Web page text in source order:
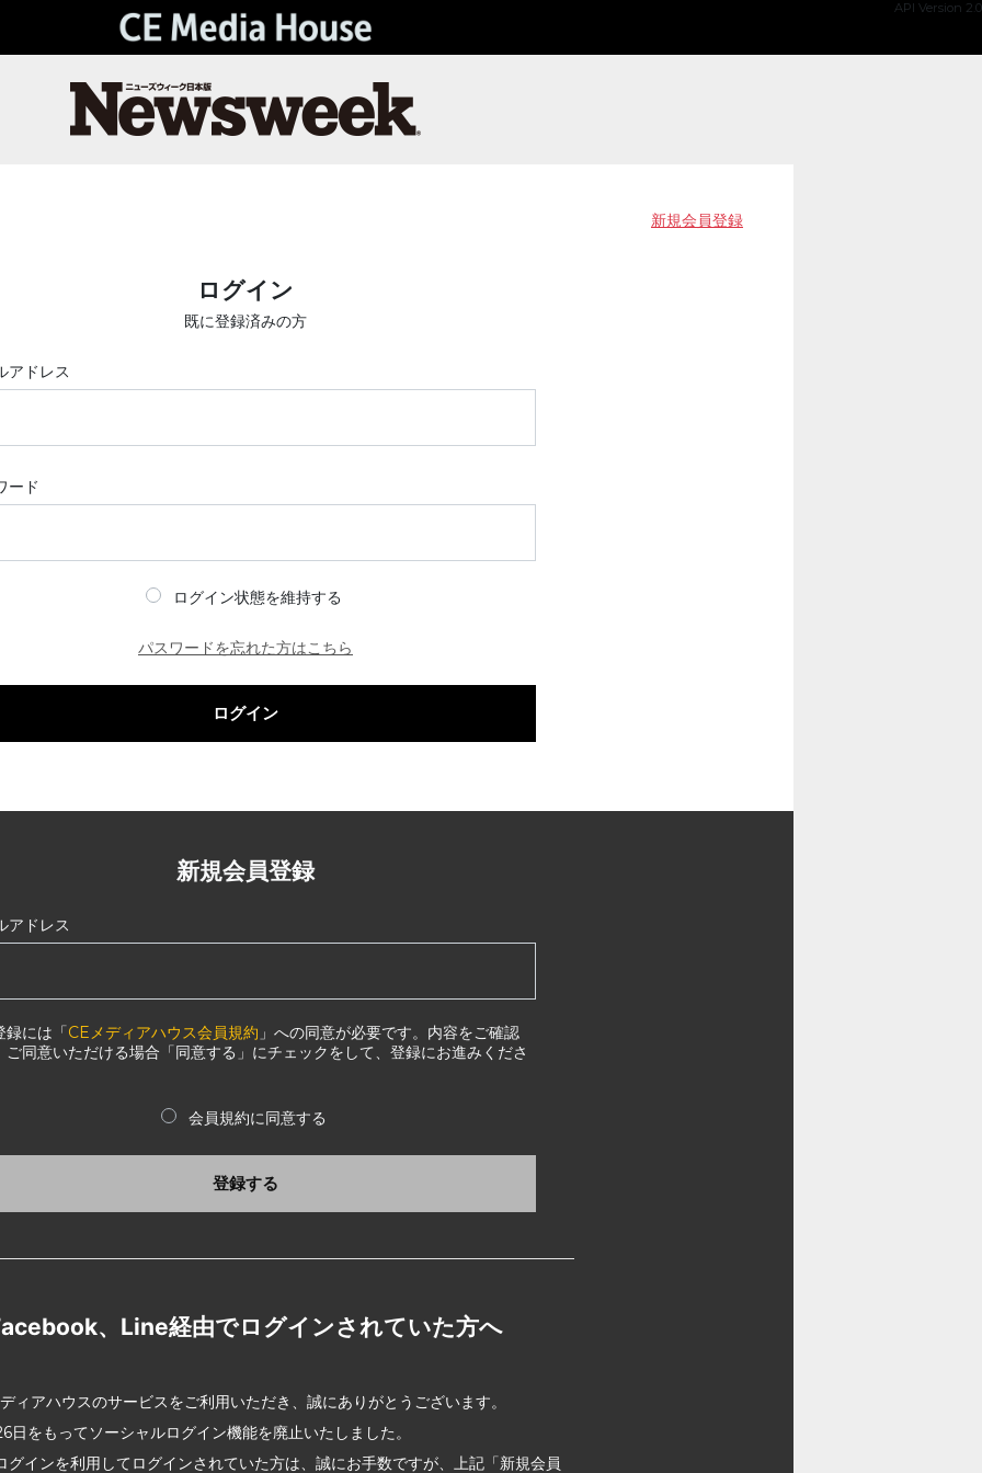
API Version 2.0
新規会員登録
ログイン
既に登録済みの方
アドレス
ード
ログイン状態を維持する
パスワードを忘れた方はこちら
ログイン
新規会員登録
アドレス
録には「CEメディアハウス会員規約 」への同意が必要です。内容をご確認
ご同意いただける場合「同意する」にチェックをして、登録にお進みくださ
会員規約に同意する
登録する
、Line経由でログインされていた方へ
ィアハウスのサービスをご利用いただき、誠にありがとうございます。
日をもってソーシャルログイン機能を廃止いたしました。
グインを利用してログインされていた方は、誠にお手数ですが、上記「新規会員